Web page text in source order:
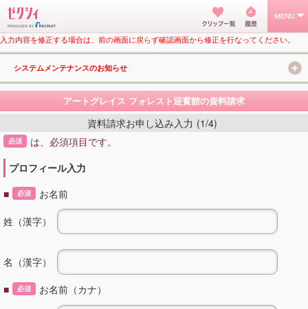
入力内容を修正する場合は、前の画面に戻らず確認画面から修正を行なってください。
システムメンテナンスのお知らせ
アートグレイス フォレスト迎賓館の資料請求
資料請求お申し込み入力 (1/4)
必須
は、必須項目です。
プロフィール入力
■
必須 お名前
姓（漢字）
名（漢字）
■ 必須 お名前（カナ）